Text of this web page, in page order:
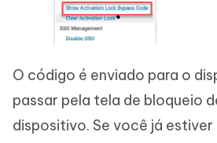
O código é enviado para o
passar pela tela de bloqueio
dispositivo. Se você já estiver